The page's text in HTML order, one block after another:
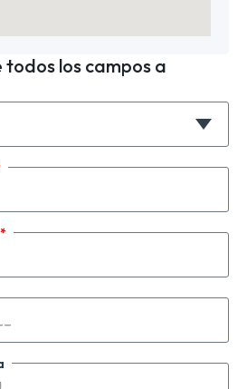
los campos a
*